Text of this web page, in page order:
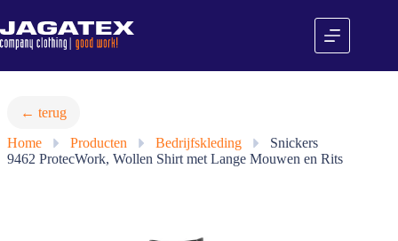
naar
de
inhoud
← terug
Home
» Producten » Bedrijfskleding »
Snickers
9462 ProtecWork, Wollen Shirt met Lange Mouwen en Rits